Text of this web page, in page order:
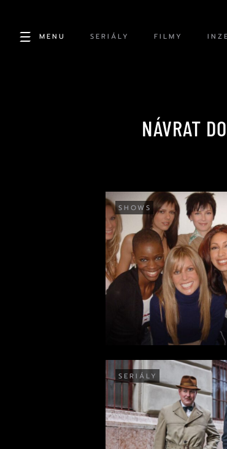
MENU SERIÁLY FILMY
NÁVRAT
SHOWS
SERIÁLY